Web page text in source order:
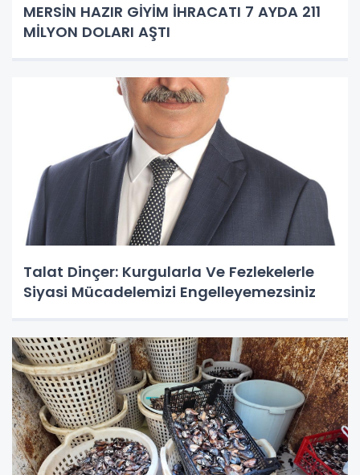
MERSİN HAZIR GİYİM İHRACATI 7 AYDA 211
MİLYON DOLARI AŞTI
Talat Dinçer: Kurgularla Ve Fezlekelerle
Siyasi Mücadelemizi Engelleyemezsiniz